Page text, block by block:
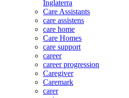
Inglaterra
Care Assistants
care assistens
care home
Care Homes
care support
career
career progression
Caregiver
Caremark
carer